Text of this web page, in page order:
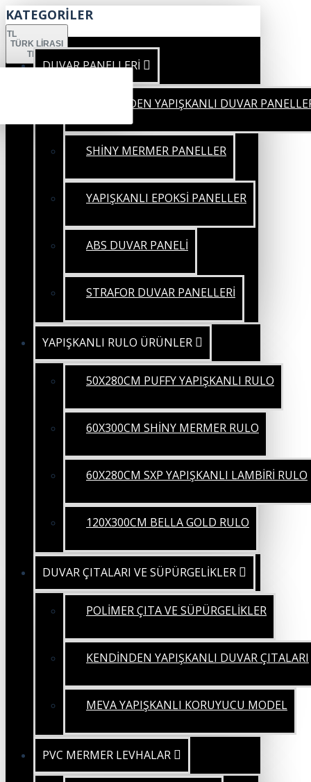
KATEGORİLER
TL
TÜRK LIRASI
TRY
DUVAR PANELLERİ
KENDİNDEN YAPIŞKANLI DUVAR
SHİNY MERMER PANELLER
YAPIŞKANLI EPOKSİ PANELLER
ABS DUVAR PANELİ
STRAFOR DUVAR PANELLERİ
YAPIŞKANLI RULO ÜRÜNLER
50X280CM PUFFY YAPIŞKANLI RULO
60X300CM SHİNY MERMER RULO
60X280CM SXP YAPIŞKANLI LAMBİRİ RULO
120X300CM BELLA GOLD RULO
DUVAR ÇITALARI VE SÜPÜRGELİKLER
POLİMER ÇITA VE SÜPÜRGELİKLER
KENDİNDEN YAPIŞKANLI DUVAR ÇITALARI
MEVA YAPIŞKANLI KORUYUCU MODEL
PVC MERMER LEVHALAR